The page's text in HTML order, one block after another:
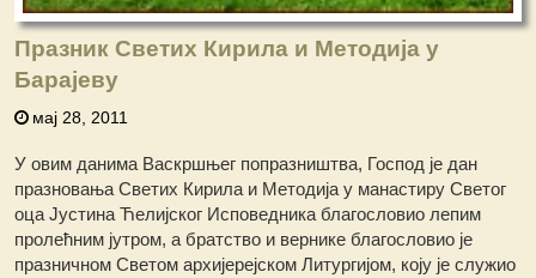
Празник Светих Кирила и Методија у
Барајеву
мај 28, 2011
У овим данима Васкршњег попразништва, Господ је дан
празновања Светих Кирила и Методија у манастиру Светог
оца Јустина Ћелијског Исповедника благословио лепим
пролећним јутром, а братство и вернике благословио је
празничном Светом архијерејском Литургијом, коју je служио